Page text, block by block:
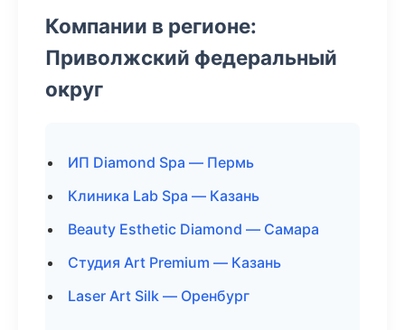
Компании в регионе:
Приволжский федеральный
округ
ИП Diamond Spa — Пермь
Клиника Lab Spa — Казань
Beauty Esthetic Diamond — Самара
Студия Art Premium — Казань
Laser Art Silk — Оренбург